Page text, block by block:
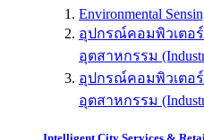
Environmental
อุปกรณ์คอมพิวเตอ
อุตสาหกรรม
อุปกรณ์คอมพิวเตอ
อุตสาหกรรม